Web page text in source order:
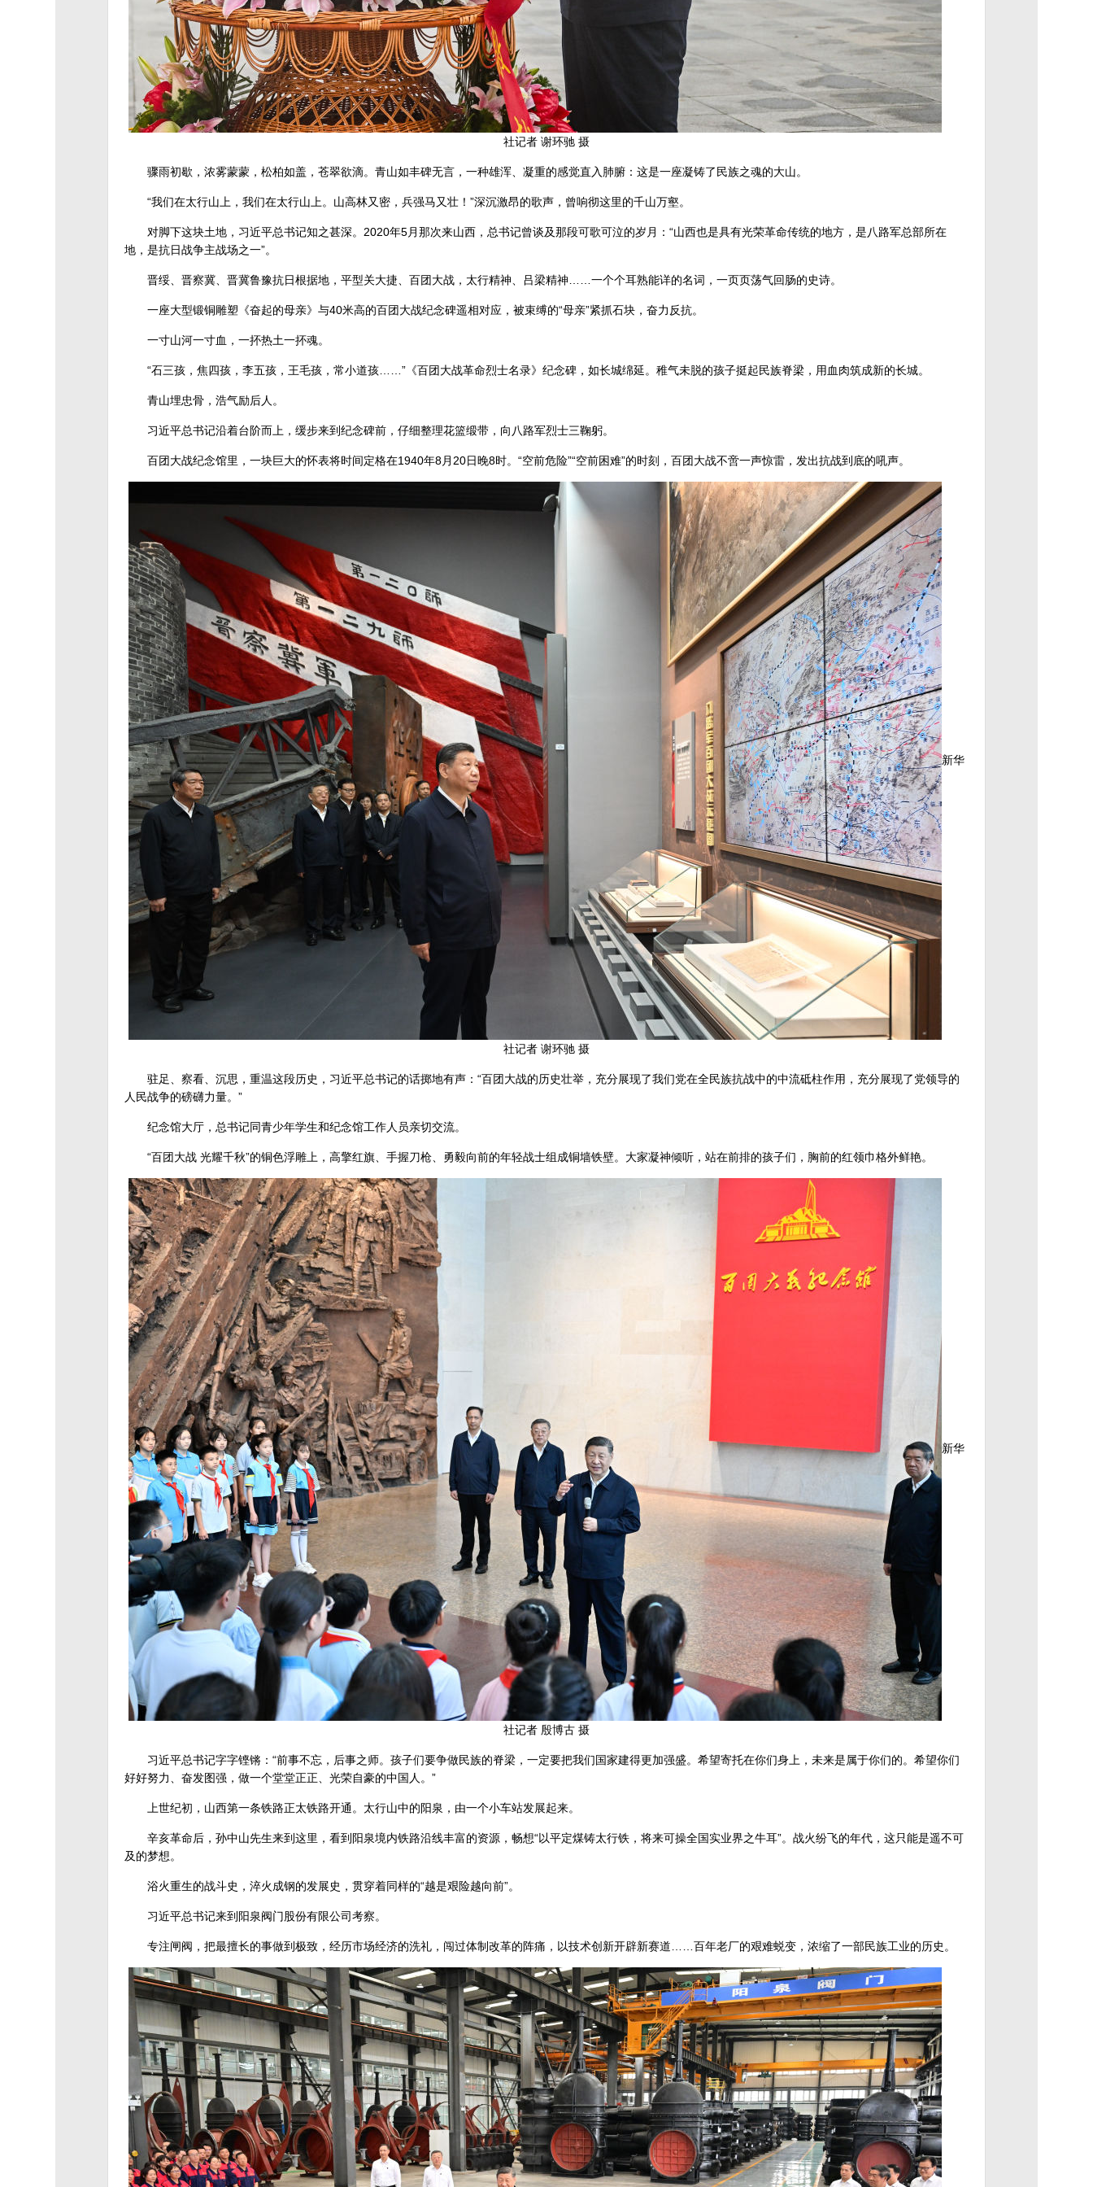
社记者 谢环驰 摄
骤雨初歇，浓雾蒙蒙，松柏如盖，苍翠欲滴。青山如丰碑无言，一种雄浑、凝重的感觉直入肺腑：这是一座凝铸了民族之魂的大山。
“我们在太行山上，我们在太行山上。山高林又密，兵强马又壮！”深沉激昂的歌声，曾响彻这里的千山万壑。
对脚下这块土地，习近平总书记知之甚深。2020年5月那次来山西，总书记曾谈及那段可歌可泣的岁月：“山西也是具有光荣革命传统的地方，是八路军总部所在
地，是抗日战争主战场之一”。
晋绥、晋察冀、晋冀鲁豫抗日根据地，平型关大捷、百团大战，太行精神、吕梁精神……一个个耳熟能详的名词，一页页荡气回肠的史诗。
一座大型锻铜雕塑《奋起的母亲》与40米高的百团大战纪念碑遥相对应，被束缚的“母亲”紧抓石块，奋力反抗。
一寸山河一寸血，一抔热土一抔魂。
“石三孩，焦四孩，李五孩，王毛孩，常小道孩……”《百团大战革命烈士名录》纪念碑，如长城绵延。稚气未脱的孩子挺起民族脊梁，用血肉筑成新的长城。
青山埋忠骨，浩气励后人。
习近平总书记沿着台阶而上，缓步来到纪念碑前，仔细整理花篮缎带，向八路军烈士三鞠躬。
百团大战纪念馆里，一块巨大的怀表将时间定格在1940年8月20日晚8时。“空前危险”“空前困难”的时刻，百团大战不啻一声惊雷，发出抗战到底的吼声。
新华
社记者 谢环驰 摄
驻足、察看、沉思，重温这段历史，习近平总书记的话掷地有声：“百团大战的历史壮举，充分展现了我们党在全民族抗战中的中流砥柱作用，充分展现了党领导的
人民战争的磅礴力量。”
纪念馆大厅，总书记同青少年学生和纪念馆工作人员亲切交流。
“百团大战 光耀千秋”的铜色浮雕上，高擎红旗、手握刀枪、勇毅向前的年轻战士组成铜墙铁壁。大家凝神倾听，站在前排的孩子们，胸前的红领巾格外鲜艳。
新华
社记者 殷博古 摄
习近平总书记字字铿锵：“前事不忘，后事之师。孩子们要争做民族的脊梁，一定要把我们国家建得更加强盛。希望寄托在你们身上，未来是属于你们的。希望你们
好好努力、奋发图强，做一个堂堂正正、光荣自豪的中国人。”
上世纪初，山西第一条铁路正太铁路开通。太行山中的阳泉，由一个小车站发展起来。
辛亥革命后，孙中山先生来到这里，看到阳泉境内铁路沿线丰富的资源，畅想“以平定煤铸太行铁，将来可操全国实业界之牛耳”。战火纷飞的年代，这只能是遥不可
及的梦想。
浴火重生的战斗史，淬火成钢的发展史，贯穿着同样的“越是艰险越向前”。
习近平总书记来到阳泉阀门股份有限公司考察。
专注闸阀，把最擅长的事做到极致，经历市场经济的洗礼，闯过体制改革的阵痛，以技术创新开辟新赛道……百年老厂的艰难蜕变，浓缩了一部民族工业的历史。